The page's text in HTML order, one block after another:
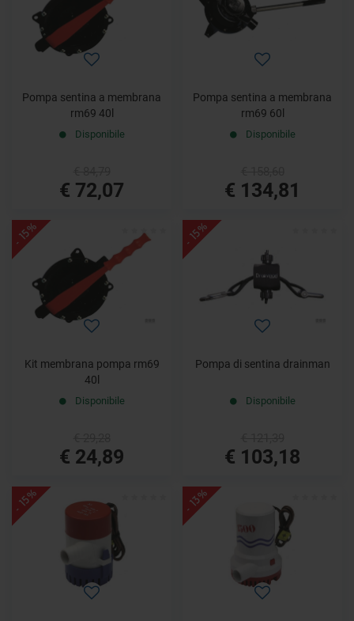
Pompa sentina a membrana
rm69 40l
Disponibile
€ 72,07
Pompa sentina a membrana
rm69 60l
Disponibile
€ 134,81
- 15%
Kit membrana pompa rm69
40l
Disponibile
€ 24,89
- 15%
Pompa di sentina drainman
Disponibile
€ 103,18
- 15% - 13%